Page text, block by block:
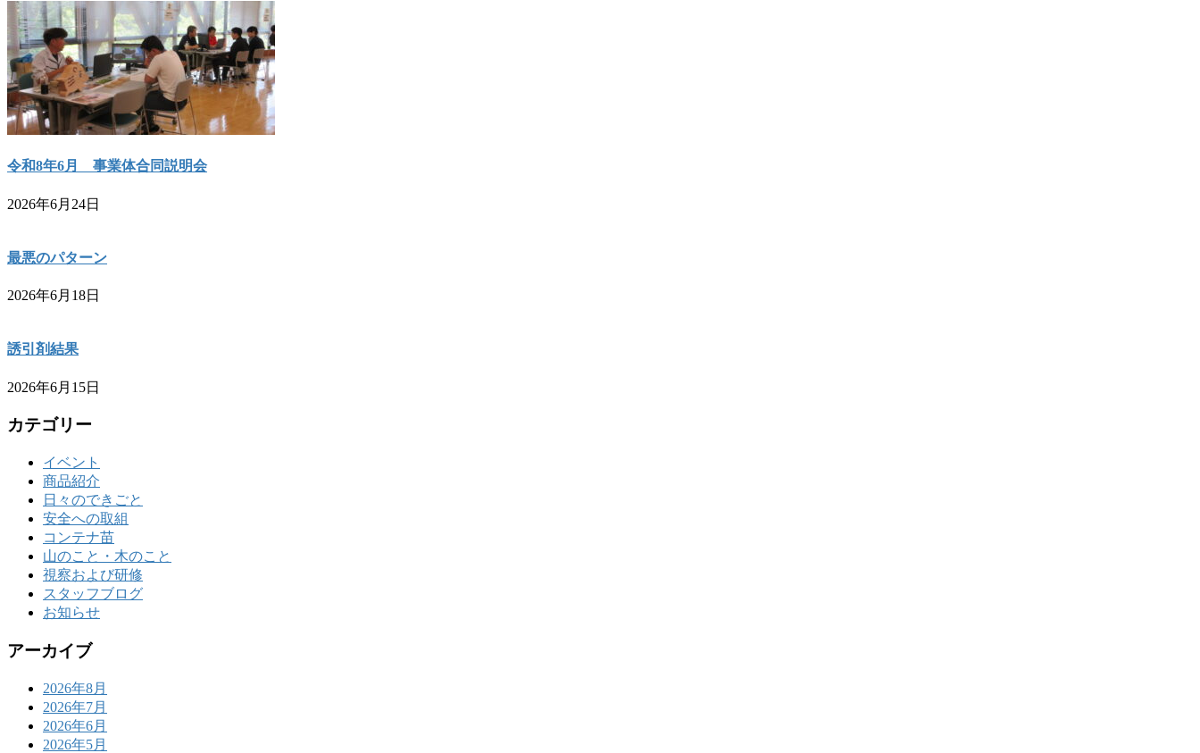
令和8年6月 事業体合同説明会
2026年6月24日
最悪のパターン
2026年6月18日
誘引剤結果
2026年6月15日
カテゴリー
イベント
商品紹介
日々のできごと
安全への取組
コンテナ苗
山のこと・木のこと
視察および研修
スタッフブログ
お知らせ
アーカイブ
2026年8月
2026年7月
2026年6月
2026年5月